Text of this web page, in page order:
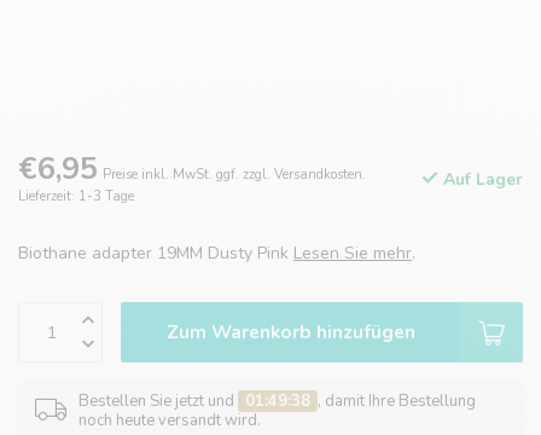
€6,95 Preise inkl. MwSt. ggf. zzgl. Versandkosten.
Lieferzeit: 1-3 Tage
Auf Lager
Biothane adapter 19MM Dusty Pink Lesen Sie mehr.
Zum Warenkorb hinzufügen
Bestellen Sie jetzt und 01:49:38 , damit Ihre Bestellung
noch heute versandt wird.